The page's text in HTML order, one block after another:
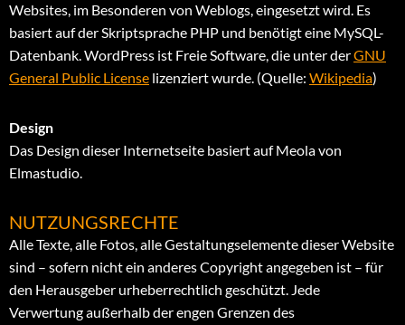
Websites, im Besonderen von Weblogs, eingesetzt wird. Es
basiert auf der Skriptsprache PHP und benötigt eine MySQL-
Datenbank. WordPress ist Freie Software, die unter derGNU
General Public License lizenziert wurde. (Quelle: Wikipedia)
Design
Das Design dieser Internetseite basiert auf Meola von
Elmastudio.
NUTZUNGSRECHTE
Alle Texte, alle Fotos, alle Gestaltungselemente dieser Website
sind – sofern nicht ein anderes Copyright angegeben ist – für
den Herausgeber urheberrechtlich geschützt. Jede
Verwertung außerhalb der engen Grenzen des